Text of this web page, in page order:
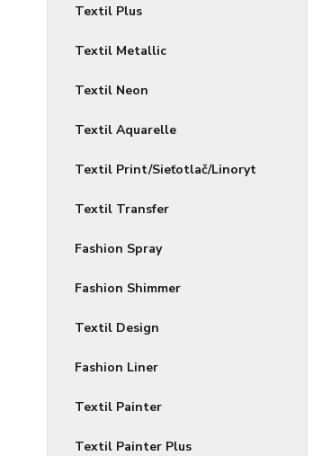
Textil Plus
Textil Metallic
Textil Neon
Textil Aquarelle
Textil Print/Sieťotlač/Linoryt
Textil Transfer
Fashion Spray
Fashion Shimmer
Textil Design
Fashion Liner
Textil Painter
Textil Painter Plus